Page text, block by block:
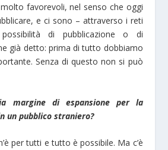
favorevoli, nel senso che oggi
e ci sono – attraverso i reti
di pubblicazione o di
già detto: prima di tutto dobbiamo
Senza di questo non si può
margine di espansione per la
un pubblico straniero?
per tutti e tutto è possibile. Ma c’è